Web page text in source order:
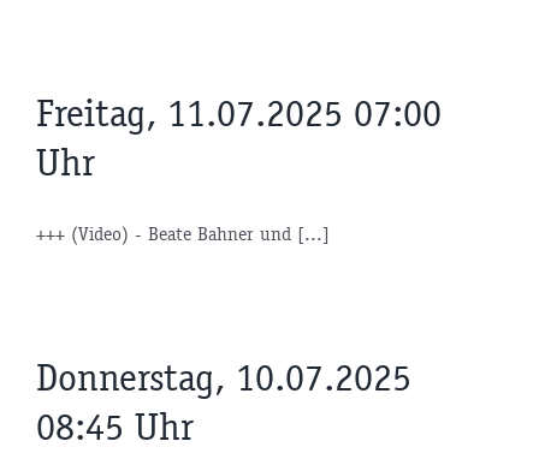
Freitag, 11.07.2025 07:00
Uhr
+++ (Video) - Beate Bahner und [...]
Donnerstag, 10.07.2025
08:45 Uhr